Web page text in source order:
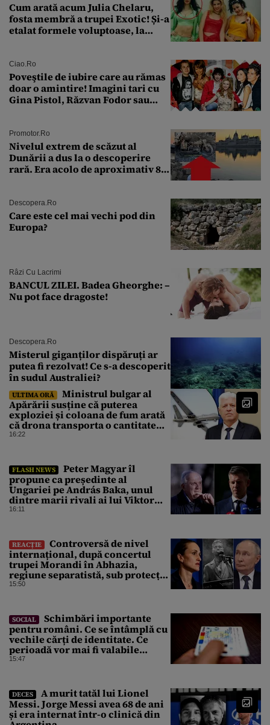
Cum arată acum Julia Chelaru,
fosta membră a trupei Exotic! Și-a
etalat formele voluptoase, la
Ciao.ro
Poveştile de iubire care au rămas
doar o amintire! Imagini tari cu
Gina Pistol, Răzvan Fodor sau
Promotor.ro
Nivelul extrem de scăzut al
Dunării a dus la o descoperire
rară. Era acolo de aproximativ 80
Descopera.ro
Care este cel mai vechi pod din
Europa?
Râzi Cu Lacrimi
BANCUL ZILEI. Badea Gheorghe: –
Nu pot face dragoste!
Descopera.ro
Misterul giganților dispăruți ar
putea fi rezolvat! Ce s-a descoperit
în sudul Australiei?
ULTIMA ORĂ
Ministrul bulgar al
Apărării susține că puterea
exploziei și coloana de fum arată
că drona transporta o cantitate
semnificativă de exploziv
16:22
FLASH NEWS
Peter Magyar îl
propune ca președinte al
Ungariei pe András Baka, unul
dintre marii rivali ai lui Viktor
Orbán
16:11
REACȚIE
Controversă de nivel
internațional, după concertul
trupei Morandi în Abhazia,
regiune separatistă, sub protecția
Rusiei
15:50
SOCIAL
Schimbări importante
pentru români. Ce se întâmplă cu
vechile cărți de identitate. Ce
perioadă vor mai fi valabile
buletinele clasice
15:47
DECES
A murit tatăl lui Lionel
Messi. Jorge Messi avea 68 de ani
și era internat într-o clinică din